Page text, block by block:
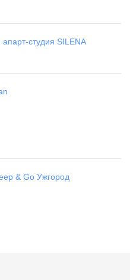
студия SILENA
& Go Ужгород